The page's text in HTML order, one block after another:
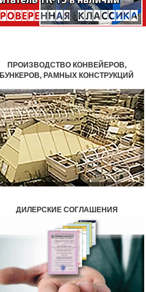
ПРОИЗВОДСТВО КОНВЕЙЕРОВ,
БУНКЕРОВ, РАМНЫХ КОНСТРУКЦИЙ
ДИЛЕРСКИЕ СОГЛАШЕНИЯ